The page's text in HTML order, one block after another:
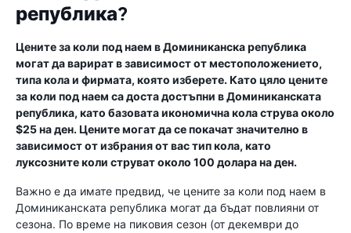
република?
Цените за коли под наем в Доминиканска република
могат да варират в зависимост от местоположението,
типа кола и фирмата, която изберете. Като цяло цените
за коли под наем са доста достъпни в Доминиканската
република, като базовата икономична кола струва около
$25 на ден. Цените могат да се покачат значително в
зависимост от избрания от вас тип кола, като
луксозните коли струват около 100 долара на ден.
Важно е да имате предвид, че цените за коли под наем в
Доминиканската република могат да бъдат повлияни от
сезона. По време на пиковия сезон (от декември до